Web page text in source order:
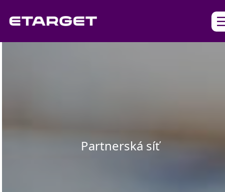
Partnerská síť